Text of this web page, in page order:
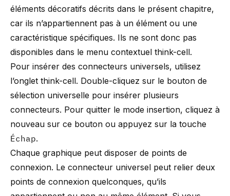
éléments décoratifs décrits dans le présent chapitre,
car ils n’appartiennent pas à un élément ou une
caractéristique spécifiques. Ils ne sont donc pas
disponibles dans le menu contextuel think-cell.
Pour insérer des connecteurs universels, utilisez
l’onglet think-cell. Double-cliquez sur le bouton de
sélection universelle pour insérer plusieurs
connecteurs. Pour quitter le mode insertion, cliquez à
nouveau sur ce bouton ou appuyez sur la touche
Échap.
Chaque graphique peut disposer de points de
connexion. Le connecteur universel peut relier deux
points de connexion quelconques, qu’ils